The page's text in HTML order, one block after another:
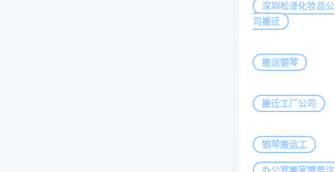
深圳松泽化妆品公
司搬迁
搬运钢琴
搬迁工厂公司
钢琴搬运工